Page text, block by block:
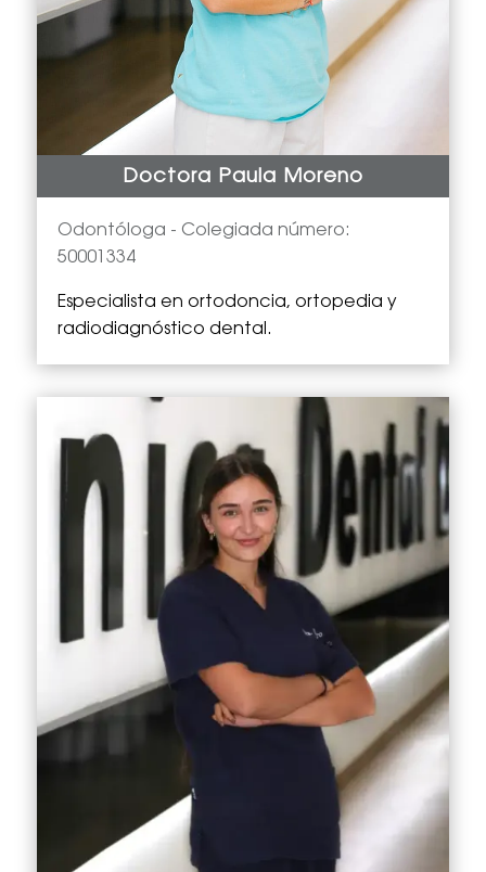
Doctora Paula Moreno
Odontóloga - Colegiada número:
50001334
Especialista en ortodoncia, ortopedia y
radiodiagnóstico dental.